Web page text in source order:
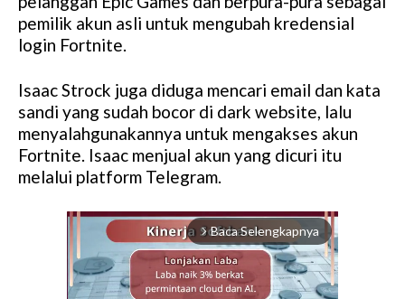
pemilik akun asli untuk mengubah kredensial
login Fortnite.
Isaac Strock juga diduga mencari email dan kata
sandi yang sudah bocor di dark website, lalu
menyalahgunakannya untuk mengakses akun
Fortnite. Isaac menjual akun yang dicuri itu
melalui platform Telegram.
arrow_forward_ios Baca Selengkapnya